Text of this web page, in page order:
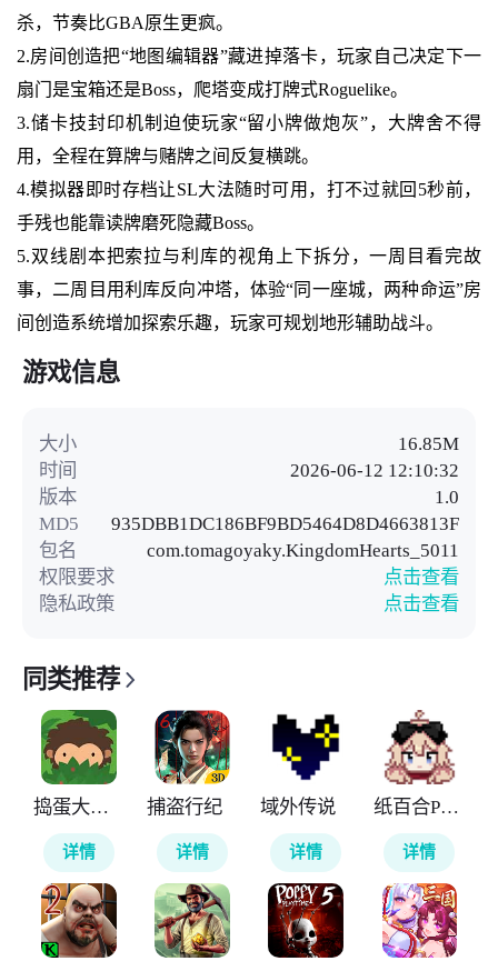
杀，节奏比GBA原生更疯。
2.房间创造把“地图编辑器”藏进掉落卡，玩家自己决定下一
扇门是宝箱还是Boss，爬塔变成打牌式Roguelike。
3.储卡技封印机制迫使玩家“留小牌做炮灰”，大牌舍不得
用，全程在算牌与赌牌之间反复横跳。
4.模拟器即时存档让SL大法随时可用，打不过就回5秒前，
手残也能靠读牌磨死隐藏Boss。
5.双线剧本把索拉与利库的视角上下拆分，一周目看完故
事，二周目用利库反向冲塔，体验“同一座城，两种命运”房
间创造系统增加探索乐趣，玩家可规划地形辅助战斗。
游戏信息
大小
16.85M
时间
2026-06-12 12:10:32
版本
1.0
MD5
935DBB1DC186BF9BD5464D8D4663813F
包名
com.tomagoyaky.KingdomHearts_5011
权限要求
点击查看
隐私政策
点击查看
同类推荐
捣蛋大脚怪
详情
捕盗行纪
详情
域外传说
详情
纸百合PaperLily
详情